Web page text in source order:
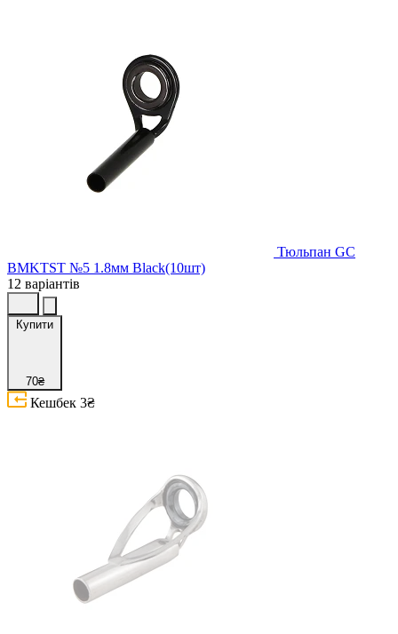
Тюльпан GC
BMKTST №5 1.8мм Black(10шт)
12 варіантів
Купити
70₴
Кешбек 3₴